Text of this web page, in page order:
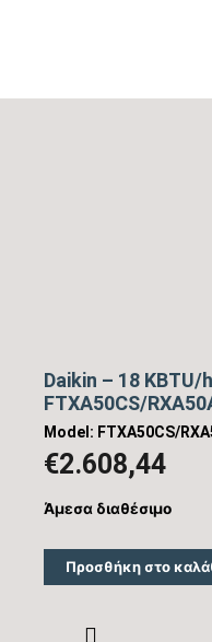
Daikin – 18
FTXA50CS/
Model: FTXA50CS/
€2.608,44
Άμεσα διαθέσιμο
Προσθήκη στο